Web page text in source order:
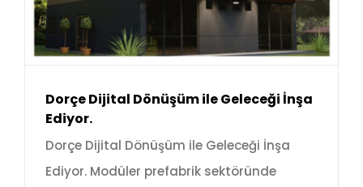
Dorçe Dijital Dönüşüm ile Geleceği İnşa
Ediyor.
Dorçe Dijital Dönüşüm ile Geleceği İnşa
Ediyor. Modüler prefabrik sektöründe